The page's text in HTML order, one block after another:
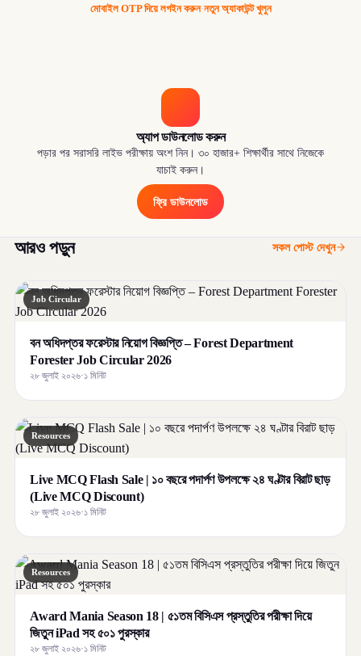
মোবাইল OTP দিয়ে লগইন করুন·নতুন অ্যাকাউন্ট খুলুন
অ্যাপ ডাউনলোড করুন
পড়ার পর সরাসরি লাইভ পরীক্ষায় অংশ নিন। ৩০ হাজার+ শিক্ষার্থীর সাথে নিজেকে
যাচাই করুন।
ফ্রি ডাউনলোড
আরও পড়ুন সকল পোস্ট দেখুন
Job Circular
বন অধিদপ্তর ফরেস্টার নিয়োগ বিজ্ঞপ্তি – Forest Department
Forester Job Circular 2026
২৮ জুলাই ২০২৬·১ মিনিট
Resources
Live MCQ Flash Sale | ১০ বছরে পদার্পণ উপলক্ষে ২৪ ঘণ্টার বিরাট ছাড়
(Live MCQ Discount)
২৮ জুলাই ২০২৬·১ মিনিট
Resources
Award Mania Season 18 | ৫১তম বিসিএস প্রস্তুতির পরীক্ষা দিয়ে
জিতুন iPad সহ ৫০১ পুরস্কার
২৮ জুলাই ২০২৬·১ মিনিট